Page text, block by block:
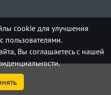
cookie для улучшения
пользователями.
Вы соглашаетесь с нашей